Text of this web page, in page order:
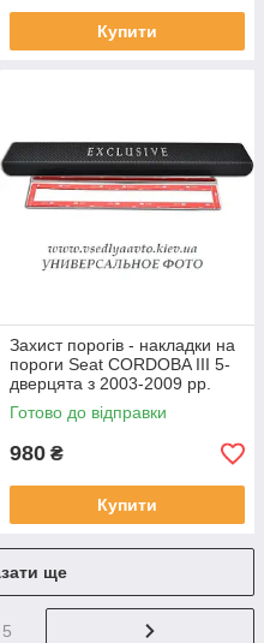
Купити
Захист порогів - накладки на
пороги Seat CORDOBA III 5-
дверцята з 2003-2009 рр.
(Premium carbon)
Готово до відправки
980 ₴
Купити
ще